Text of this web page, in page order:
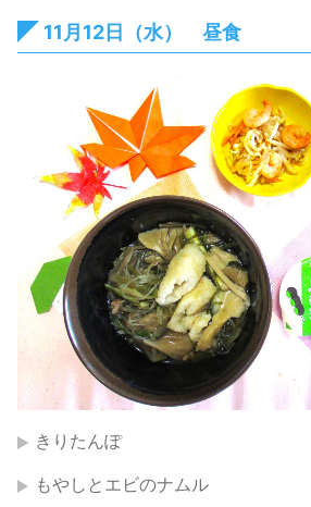
11月12日（水） 昼食
きりたんぽ
もやしとエビのナムル